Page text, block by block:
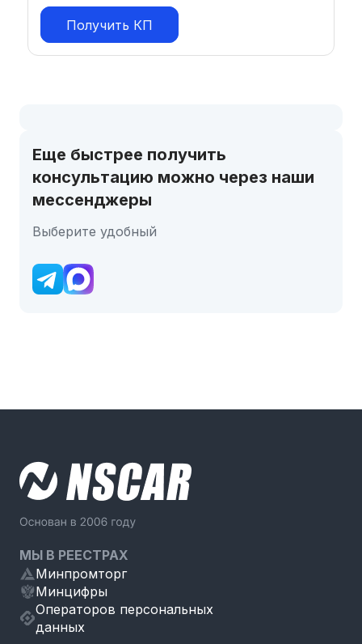
Получить КП
Еще быстрее получить
консультацию можно через наши
мессенджеры
Выберите удобный
МЫ В РЕЕСТРАХ
Минпромторг
Минцифры
Операторов персональных
данных